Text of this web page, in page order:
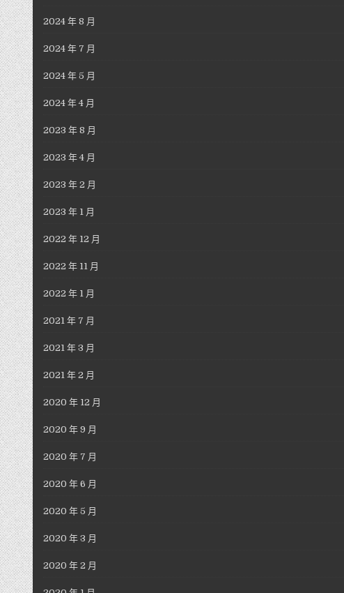
2024 年 8 月
2024 年 7 月
2024 年 5 月
2024 年 4 月
2023 年 8 月
2023 年 4 月
2023 年 2 月
2023 年 1 月
2022 年 12 月
2022 年 11 月
2022 年 1 月
2021 年 7 月
2021 年 3 月
2021 年 2 月
2020 年 12 月
2020 年 9 月
2020 年 7 月
2020 年 6 月
2020 年 5 月
2020 年 3 月
2020 年 2 月